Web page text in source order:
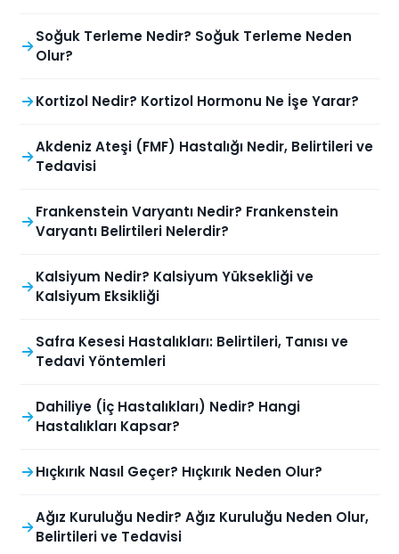
Soğuk Terleme Nedir? Soğuk Terleme Neden
Olur?
Kortizol Nedir? Kortizol Hormonu Ne İşe Yarar?
Akdeniz Ateşi (FMF) Hastalığı Nedir, Belirtileri ve
Tedavisi
Frankenstein Varyantı Nedir? Frankenstein
Varyantı Belirtileri Nelerdir?
Kalsiyum Nedir? Kalsiyum Yüksekliği ve
Kalsiyum Eksikliği
Safra Kesesi Hastalıkları: Belirtileri, Tanısı ve
Tedavi Yöntemleri
Dahiliye (İç Hastalıkları) Nedir? Hangi
Hastalıkları Kapsar?
Hıçkırık Nasıl Geçer? Hıçkırık Neden Olur?
Ağız Kuruluğu Nedir? Ağız Kuruluğu Neden Olur,
Belirtileri ve Tedavisi